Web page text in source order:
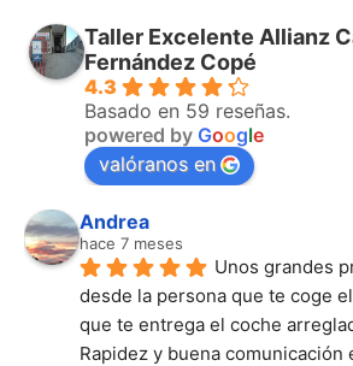
Taller Excelente Allianz
Fernández Copé
4.3
Basado en 59 reseñas.
powered by Google
valóranos en
Andrea
hace 7 meses
Unos grandes
desde la persona que te coge
que te entrega el coche
Rapidez y buena comunicación